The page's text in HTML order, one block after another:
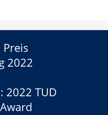
2022
2022 TUD